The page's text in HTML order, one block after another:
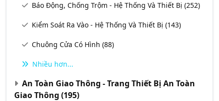
Báo Động, Chống Trộm - Hệ Thống Và Thiết Bị (252)
Kiểm Soát Ra Vào - Hệ Thống Và Thiết Bị (143)
Chuông Cửa Có Hình (88)
Nhiều hơn...
An Toàn Giao Thông - Trang Thiết Bị An Toàn
Giao Thông (195)